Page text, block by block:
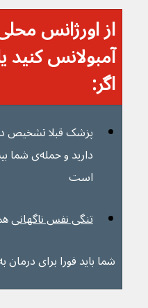
از اورژانس
آمبولانس کنید
اگر:
پزشک قبلا تشخیص
است
تنگی نفس ناگهانی
شما باید فورا برای درمان